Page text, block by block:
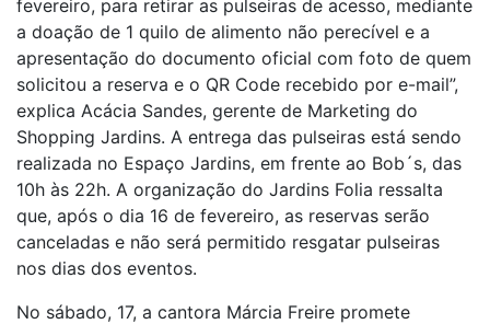
fevereiro, para retirar as pulseiras de acesso, mediante
a doação de 1 quilo de alimento não perecível e a
apresentação do documento oficial com foto de quem
solicitou a reserva e o QR Code recebido por e-mail”,
explica Acácia Sandes, gerente de Marketing do
Shopping Jardins. A entrega das pulseiras está sendo
realizada no Espaço Jardins, em frente ao Bob´s, das
10h às 22h. A organização do Jardins Folia ressalta
que, após o dia 16 de fevereiro, as reservas serão
canceladas e não será permitido resgatar pulseiras
nos dias dos eventos.
No sábado, 17, a cantora Márcia Freire promete